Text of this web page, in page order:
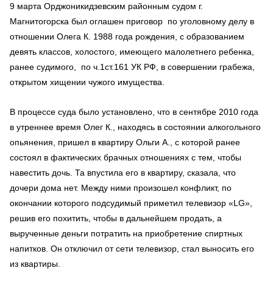
9 марта Орджоникидзевским районным судом г.
Магнитогорска был оглашен приговор по уголовному делу в
отношении Олега К. 1988 года рождения, с образованием
девять классов, холостого, имеющего малолетнего ребенка,
ранее судимого, по ч.1ст.161 УК РФ, в совершении грабежа,
открытом хищении чужого имущества.
В процессе суда было установлено, что в сентябре 2010 года
в утреннее время Олег К., находясь в состоянии алкогольного
опьянения, пришел в квартиру Ольги А., с которой ранее
состоял в фактических брачных отношениях с тем, чтобы
навестить дочь. Та впустила его в квартиру, сказала, что
дочери дома нет. Между ними произошел конфликт, по
окончании которого подсудимый приметил телевизор «LG»,
решив его похитить, чтобы в дальнейшем продать, а
вырученные деньги потратить на приобретение спиртных
напитков. Он отключил от сети телевизор, стал выносить его
из квартиры.